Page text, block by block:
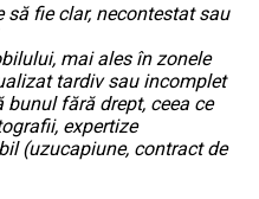
fie clar, necontestat sau
mai ales în zonele
tardiv sau incomplet
fără drept, ceea ce
expertize
(uzucapiune, contract de